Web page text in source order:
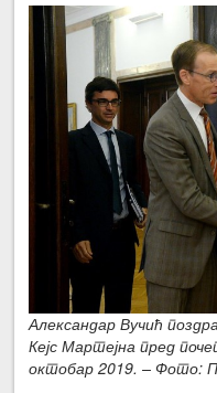
Александар Вучић
Кејс Мартејна пред
октобар 2019. – Фото: